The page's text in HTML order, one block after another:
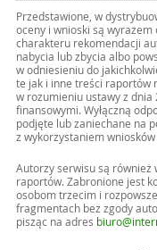
Przedstawione, w
oceny i wnioski są
charakteru rekomendacji
nabycia lub zbycia albo
w odniesieniu do
te jak i inne treści raportów
w rozumieniu ustawy z
finansowymi. Wyłączną
podjęte lub zaniechane na
z wykorzystaniem
Autorzy serwisu są również
raportów. Zabronione jest
osobom trzecim i
fragmentach bez zgody
pisząc na adres